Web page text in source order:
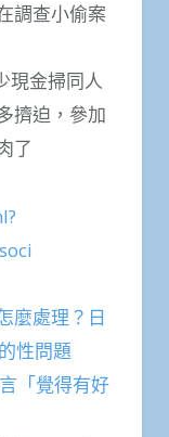
調查小偷案
現金掃同人
擠迫，參加
了
麼處理？日
性問題
「覺得有好